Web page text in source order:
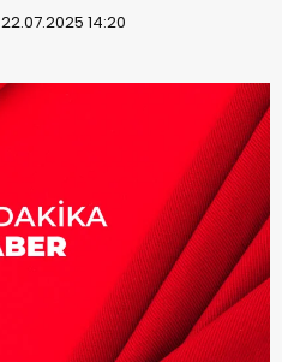
22.07.2025 14:20